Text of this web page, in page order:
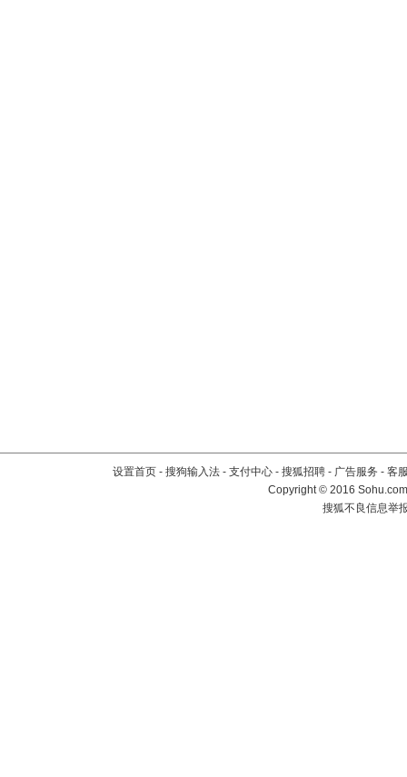
设置首页 - 搜狗输入法 - 支付中心 - 搜狐招聘 - 广告服务 - 客
Copyright©2016
搜狐不良信息举